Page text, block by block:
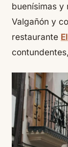
buenísimas y
Valgañón y
restaurante